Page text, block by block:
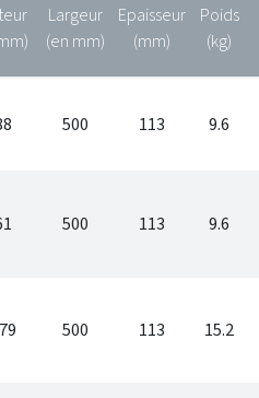
Largeur
(en mm)
Epaisseur
(mm)
Poids
(kg)
500 113 9.6
500 113 9.6
500 113 15.2